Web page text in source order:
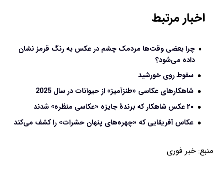
اخبار مرتبط
چرا بعضی وقت‌ها مردمک چشم در عکس به رنگ قرمز نشان
داده می‌شود؟
سقوط روی خورشید
شاهکارهای عکاسی «طنزآمیز» از حیوانات در سال 2025
۲۰ عکس شاهکار که برندۀ جایزه «عکاسی منظره» شدند
عکاس آفریقایی که «چهره‌های پنهان حشرات» را کشف می‌کند
منبع: خبر فوری